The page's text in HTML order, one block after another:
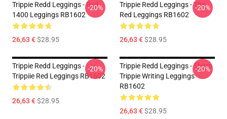
Trippie Redd Leggings - Red
1400 Leggings RB1602
26,63 €$28.95
-20%
Trippie Redd Leggings - The
Red Leggings RB1602
26,63 €$28.95
-20%
Trippie Redd Leggings -
Trippiie Red Leggings RB1602
26,63 €$28.95
-20%
Trippie Redd Leggings - Sharp
Trippie Writing Leggings
RB1602
26,63 €$28.95
-20%